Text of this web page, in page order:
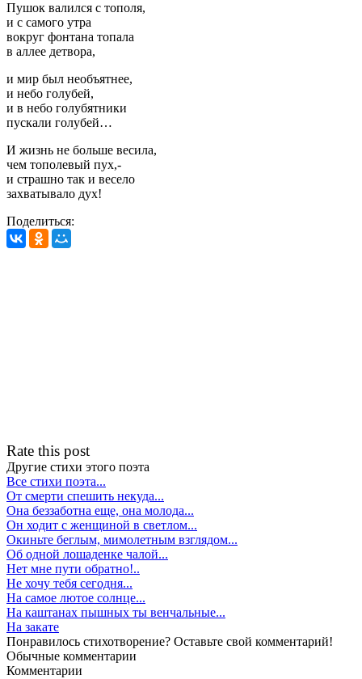
Пушок валился с тополя,
и с самого утра
вокруг фонтана топала
в аллее детвора,
и мир был необъятнее,
и небо голубей,
и в небо голубятники
пускали голубей…
И жизнь не больше весила,
чем тополевый пух,-
и страшно так и весело
захватывало дух!
Поделиться:
Rate this post
Другие стихи этого поэта
Все стихи поэта...
От смерти спешить некуда...
Она беззаботна еще, она молода...
Он ходит с женщиной в светлом...
Окиньте беглым, мимолетным взглядом...
Об одной лошаденке чалой...
Нет мне пути обратно!..
Не хочу тебя сегодня...
На самое лютое солнце...
На каштанах пышных ты венчальные...
На закате
Понравилось стихотворение? Оставьте свой комментарий!
Обычные комментарии
Комментарии